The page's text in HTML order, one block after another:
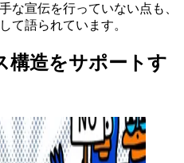
な宣伝を行っていない点も、
て語られています。
構造をサポートす